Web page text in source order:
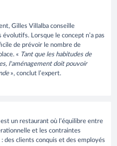
Gilles Villalba conseille
Lorsque le concept n’a pas
de prévoir le nombre de
« Tant que les habitudes de
l'aménagement doit pouvoir
», conclut l’expert.
un restaurant où l’équilibre entre
et les contraintes
des clients conquis et des employés